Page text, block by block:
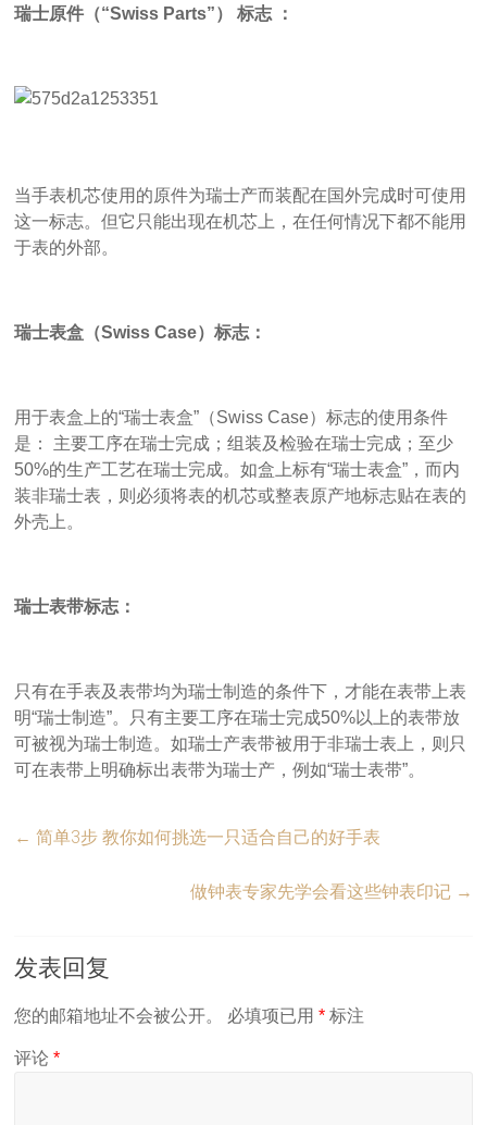
瑞士原件（“Swiss Parts”） 标志 ：
当手表机芯使用的原件为瑞士产而装配在国外完成时可使用
这一标志。但它只能出现在机芯上，在任何情况下都不能用
于表的外部。
瑞士表盒（Swiss Case）标志：
用于表盒上的“瑞士表盒”（Swiss Case）标志的使用条件
是： 主要工序在瑞士完成；组装及检验在瑞士完成；至少
50%的生产工艺在瑞士完成。如盒上标有“瑞士表盒”，而内
装非瑞士表，则必须将表的机芯或整表原产地标志贴在表的
外壳上。
瑞士表带标志：
只有在手表及表带均为瑞士制造的条件下，才能在表带上表
明“瑞士制造”。只有主要工序在瑞士完成50%以上的表带放
可被视为瑞士制造。如瑞士产表带被用于非瑞士表上，则只
可在表带上明确标出表带为瑞士产，例如“瑞士表带”。
← 简单3步 教你如何挑选一只适合自己的好手表
做钟表专家先学会看这些钟表印记 →
发表回复
您的邮箱地址不会被公开。 必填项已用* 标注
评论*